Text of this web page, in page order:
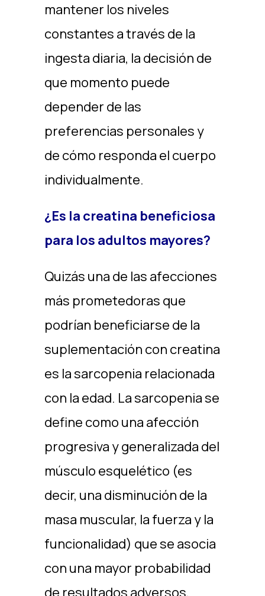
mantener los niveles
constantes a través de la
ingesta diaria, la decisión de
que momento puede
depender de las
preferencias personales y
de cómo responda el cuerpo
individualmente.
¿Es la creatina beneficiosa
para los adultos mayores?
Quizás una de las afecciones
más prometedoras que
podrían beneficiarse de la
suplementación con creatina
es la sarcopenia relacionada
con la edad. La sarcopenia se
define como una afección
progresiva y generalizada del
músculo esquelético (es
decir, una disminución de la
masa muscular, la fuerza y la
funcionalidad) que se asocia
con una mayor probabilidad
de resultados adversos,